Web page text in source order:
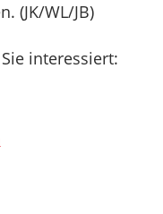
(JK/WL/JB)
interessiert: